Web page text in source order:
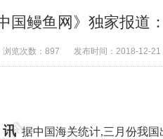
中国鳗鱼网》独家报道
浏览次数： 897 发布时间： 2018-12-21
讯 据中国海关统计,三 月份我